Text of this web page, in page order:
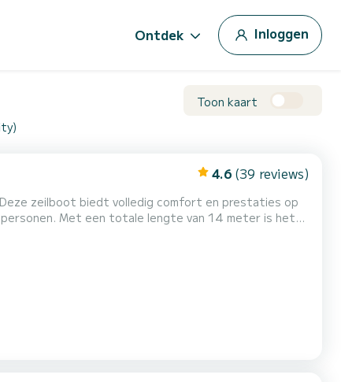
Ontdek Inloggen
Toon kaart
4.6 (39 reviews)
van Voor uw comfort heeft